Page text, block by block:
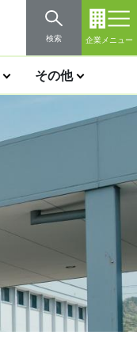
検索 企業メニュー
その他